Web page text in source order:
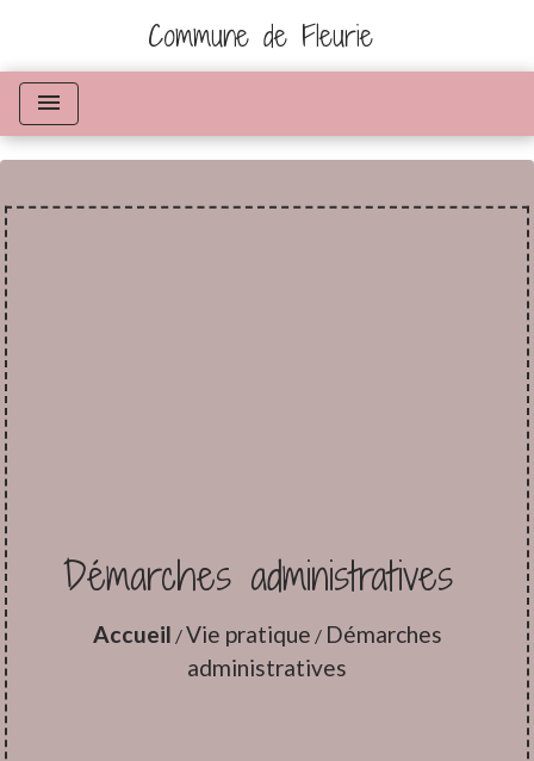
Commune de Fleurie
menu
Démarches administratives
Accueil /Vie pratique / Démarches
administratives